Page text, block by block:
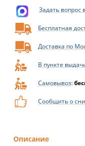
Задать вопрос
Бесплатная
Доставка по
В пункте
Самовывоз:
Сообщить о
Описание